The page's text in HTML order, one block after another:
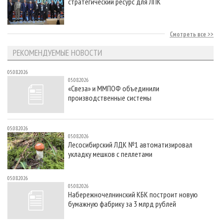
Смотреть все
РЕКОМЕНДУЕМЫЕ НОВОСТИ
05.08.2026
05.08.2026
«Свеза» и ММПОФ объединили
производственные системы
05.08.2026
05.08.2026
Лесосибирский ЛДК №1 автоматизировал
укладку мешков с пеллетами
05.08.2026
05.08.2026
Набережночелнинский КБК построит новую
бумажную фабрику за 3 млрд рублей